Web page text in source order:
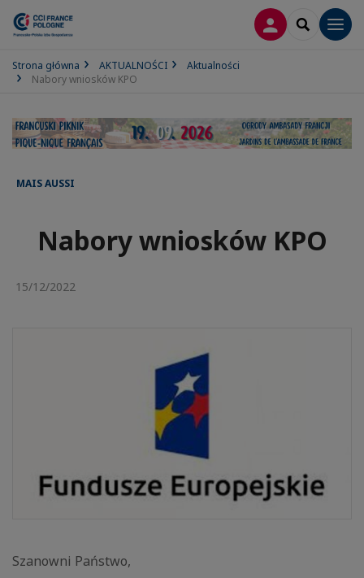
LOGOWANIE
SEARCH
Strona główna AKTUALNOŚCI
Aktualności
Nabory wniosków KPO
MAIS AUSSI
Nabory wniosków KPO
15/12/2022
Szanowni Państwo,